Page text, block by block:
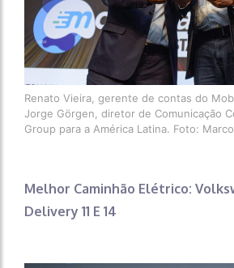
Renato Vieira, gerente de contas do
Jorge Görgen, diretor de Comunicação
Group para a América Latina. Foto:
Melhor Caminhão Elétrico:
Delivery 11 E 14